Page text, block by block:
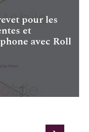
pour les
et
avec Roll